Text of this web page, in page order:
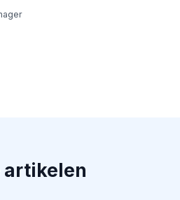
artikelen